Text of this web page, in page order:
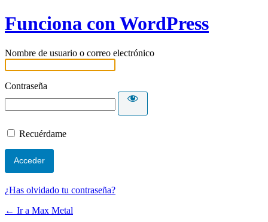
Funciona con WordPress
Nombre de usuario o correo electrónico
Contraseña
Recuérdame
¿Has olvidado tu contraseña?
← Ir a Max Metal